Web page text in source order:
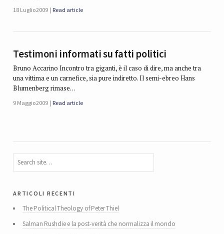
18 Luglio 2009 Read article
Testimoni informati su fatti politici
Bruno Accarino Incontro tra giganti, è il caso di dire, ma anche tra
una vittima e un carnefice, sia pure indiretto. Il semi-ebreo Hans
Blumenberg rimase…
9 Maggio 2009 Read article
articoli recenti
The Political Theology of Peter Thiel
Salman Rushdie e la post-verità che normalizza il mondo